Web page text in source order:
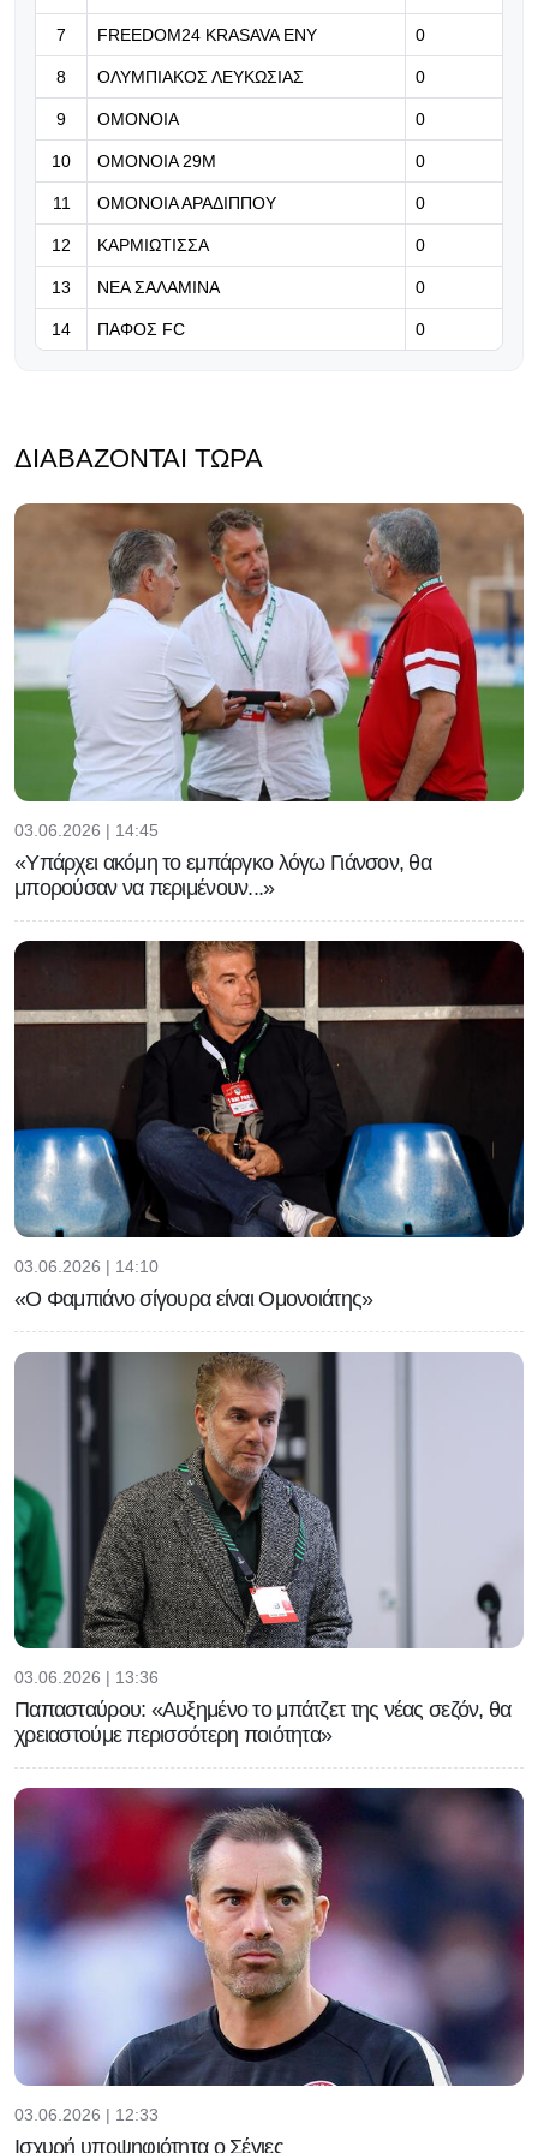
07.08.2026 | 17:06
Έντονη η κινητικότητα στα εισιτήρια
της ρεβάνς - Τόσα εισιτήρια κόπηκαν
07.08.2026 | 16:53
Δεν θα γίνει το φιλικό ανάμεσα σε
ΑΕΛ και Ανόρθωση
7 FREEDOM24 KRASAVA ΕΝΥ 0
8 ΟΛΥΜΠΙΑΚΟΣ ΛΕΥΚΩΣΙΑΣ 0
9 ΟΜΟΝΟΙΑ 0
10 ΟΜΟΝΟΙΑ 29Μ 0
11 ΟΜΟΝΟΙΑ ΑΡΑΔΙΠΠΟΥ 0
12 ΚΑΡΜΙΩΤΙΣΣΑ 0
13 ΝΕΑ ΣΑΛΑΜΙΝΑ 0
14 ΠΑΦΟΣ FC 0
ΔΙΑΒΆΖΟΝΤΑΙ ΤΏΡΑ
03.06.2026 | 14:45
«Υπάρχει ακόμη το εμπάργκο λόγω Γιάνσον, θα
μπορούσαν να περιμένουν...»
03.06.2026 | 14:10
«Ο Φαμπιάνο σίγουρα είναι Ομονοιάτης»
03.06.2026 | 13:36
Παπασταύρου: «Αυξημένο το μπάτζετ της νέας σεζόν, θα
χρειαστούμε περισσότερη ποιότητα»
03.06.2026 | 12:33
Ισχυρή υποψηφιότητα ο Σέγιες